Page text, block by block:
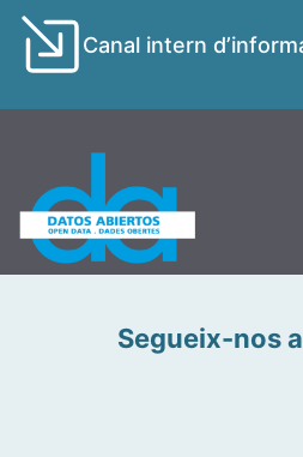
Canal intern
Segueix-nos